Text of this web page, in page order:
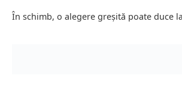
În schimb, o alegere greșită poate duce